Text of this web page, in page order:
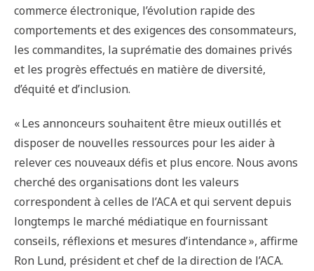
commerce électronique, l’évolution rapide des
comportements et des exigences des consommateurs,
les commandites, la suprématie des domaines privés
et les progrès effectués en matière de diversité,
d’équité et d’inclusion.
« Les annonceurs souhaitent être mieux outillés et
disposer de nouvelles ressources pour les aider à
relever ces nouveaux défis et plus encore. Nous avons
cherché des organisations dont les valeurs
correspondent à celles de l’ACA et qui servent depuis
longtemps le marché médiatique en fournissant
conseils, réflexions et mesures d’intendance », affirme
Ron Lund, président et chef de la direction de l’ACA.